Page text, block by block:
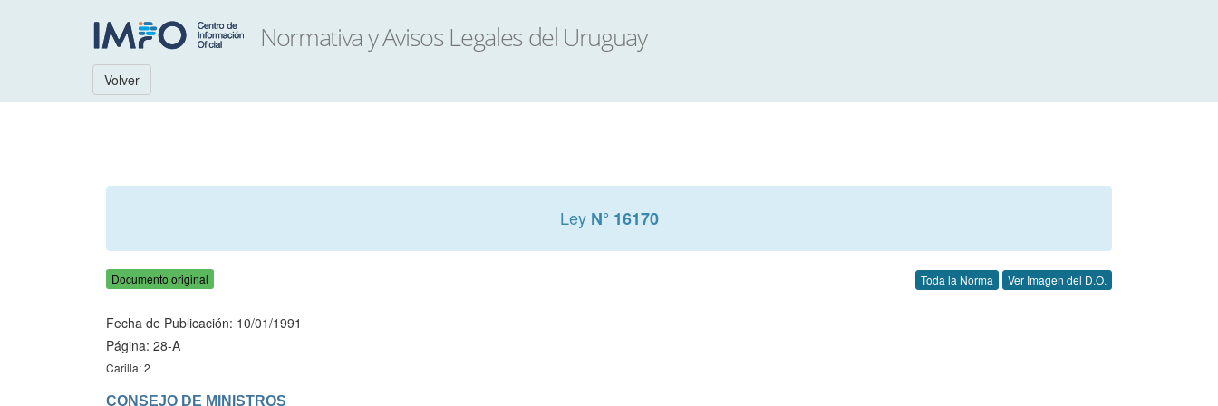
Volver
Ley N° 16170
Documento original Toda la Norma Ver Imagen del D.O.
Fecha de Publicación: 10/01/1991
Página: 28-A
Carilla: 2
CONSEJO DE MINISTROS